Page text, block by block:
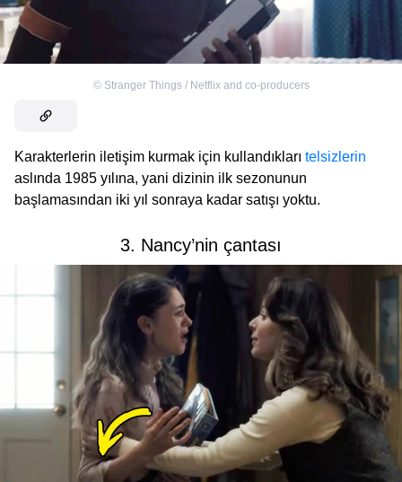
© Stranger Things / Netflix and co-producers
Karakterlerin iletişim kurmak için kullandıkları telsizlerin
aslında 1985 yılına, yani dizinin ilk sezonunun
başlamasından iki yıl sonraya kadar satışı yoktu.
3. Nancy’nin çantası